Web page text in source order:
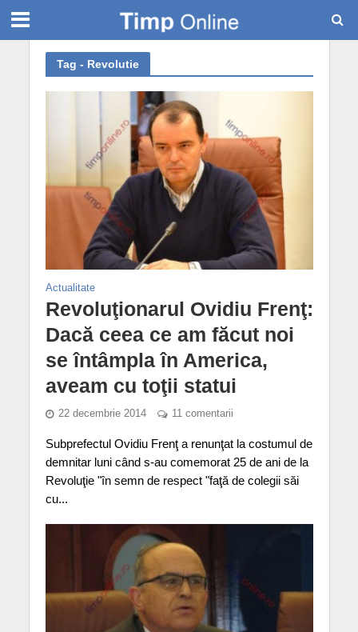
Tag - Revolutie
Actualitate
Revoluţionarul Ovidiu Frenţ:
Dacă ceea ce am făcut noi
se întâmpla în America,
aveam cu toţii statui
22 decembrie 2014 11 comentarii
Subprefectul Ovidiu Frenţ a renunţat la costumul de
demnitar luni când s-au comemorat 25 de ani de la
Revoluţie "în semn de respect "faţă de colegii săi
cu...